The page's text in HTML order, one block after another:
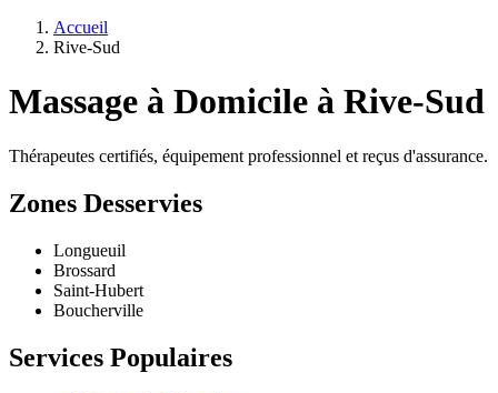
Accueil
Rive-Sud
Massage à Domicile à Rive-Sud
Thérapeutes certifiés, équipement professionnel et reçus d'assurance.
Zones Desservies
Longueuil
Brossard
Saint-Hubert
Boucherville
Services Populaires